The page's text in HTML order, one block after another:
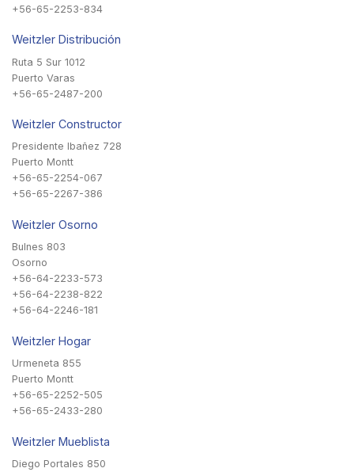
+56-65-2253-834
Weitzler Distribución
Ruta 5 Sur 1012
Puerto Varas
+56-65-2487-200
Weitzler Constructor
Presidente Ibañez 728
Puerto Montt
+56-65-2254-067
+56-65-2267-386
Weitzler Osorno
Bulnes 803
Osorno
+56-64-2233-573
+56-64-2238-822
+56-64-2246-181
Weitzler Hogar
Urmeneta 855
Puerto Montt
+56-65-2252-505
+56-65-2433-280
Weitzler Mueblista
Diego Portales 850